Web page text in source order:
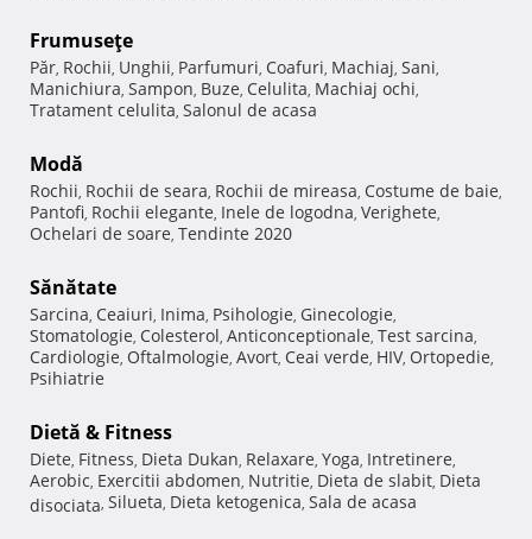
Frumuseţe
Păr, Rochii, Unghii, Parfumuri, Coafuri, Machiaj, Sani,
Manichiura, Sampon, Buze, Celulita, Machiaj ochi,
Tratament celulita, Salonul de acasa
Modă
Rochii, Rochii de seara, Rochii de mireasa, Costume de baie,
Pantofi, Rochii elegante, Inele de logodna, Verighete,
Ochelari de soare, Tendinte 2020
Sănătate
Sarcina, Ceaiuri, Inima, Psihologie, Ginecologie,
Stomatologie, Colesterol, Anticonceptionale, Test sarcina,
Cardiologie, Oftalmologie, Avort, Ceai verde, HIV, Ortopedie,
Psihiatrie
Dietă & Fitness
Diete, Fitness, Dieta Dukan, Relaxare, Yoga, Intretinere,
Aerobic, Exercitii abdomen, Nutritie, Dieta de slabit, Dieta
disociata, Silueta, Dieta ketogenica, Sala de acasa